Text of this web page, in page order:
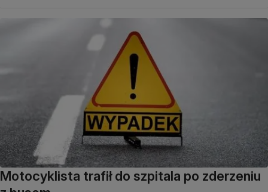
Motocyklista trafił do szpitala po zderzeniu